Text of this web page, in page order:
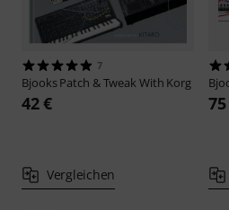
7
BjooksPatch & Tweak With Korg
42 €
Vergleichen